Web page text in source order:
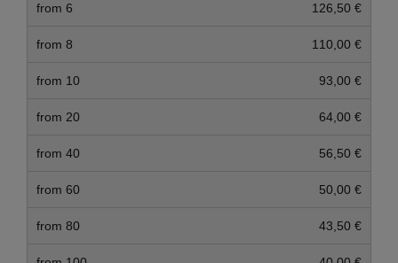
from 6 126,50 €
from 8 110,00 €
from 10 93,00 €
from 20 64,00 €
from 40 56,50 €
from 60 50,00 €
from 80 43,50 €